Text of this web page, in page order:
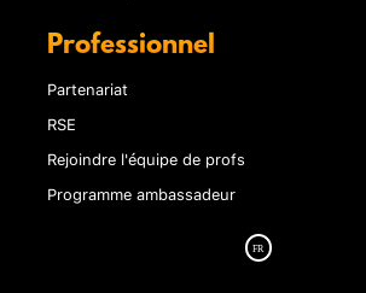
Professionnel
Partenariat
RSE
Rejoindre l'équipe de profs
Programme ambassadeur